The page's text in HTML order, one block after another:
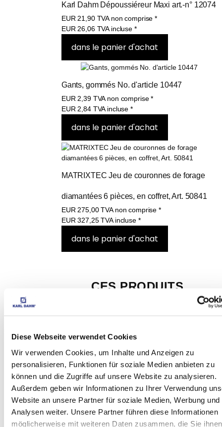
Diese Webseite verwendet Cookies
Wir verwenden Cookies, um Inhalte und Anzeigen zu
personalisieren, Funktionen für soziale Medien anbieten zu
können und die Zugriffe auf unsere Website zu analysieren.
Außerdem geben wir Informationen zu Ihrer Verwendung
Website an unsere Partner für soziale Medien, Werbung und
Analysen weiter. Unsere Partner führen diese Informationen
möglicherweise mit weiteren Daten zusammen, die Sie ihnen
Karl Dahm Dépoussiéreur Maxi art.-n° 12074
EUR21,90 TVA non comprise *
EUR26,06 TVA incluse *
Gants, gommés No. d'article 10447
EUR2,39 TVA non comprise *
EUR2,84 TVA incluse *
MATRIXTEC Jeu de couronnes de forage
diamantées 6 pièces, en coffret, Art. 50841
EUR275,00TVA non comprise *
EUR327,25TVA incluse *
CES PRODUITS
INTÉRESSER :
Meuleuse d'angle à
réglage électrique Art.